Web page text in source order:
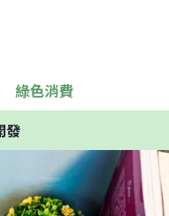
綠色消費
發